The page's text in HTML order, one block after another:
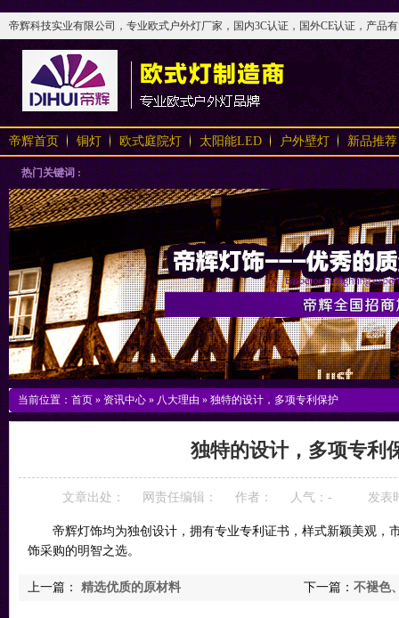
帝辉科技实业有限公司，专业欧式户外灯厂家，国内3C认证，国外CE认证，产
帝辉首页 铜灯 欧式庭院灯 太阳能LED 户外壁灯 新品推荐
热门关键词 :
当前位置： 首页 » 资讯中心 » 八大理由 » 独特的设计，多项专利保护
独特的设计，多项专利
文章出处： 网责任编辑： 作者： 人气： - 发表
帝辉灯饰均为独创设计，拥有专业专利证书，样式新颖美观，
饰采购的明智之选。
下一篇： 不褪色
上一篇： 精选优质的原材料